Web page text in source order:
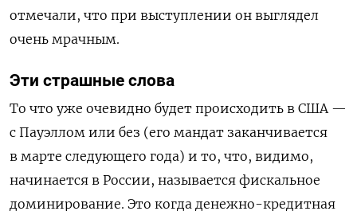
отмечали, что при выступлении он выглядел
очень мрачным.
Эти страшные слова
То что уже очевидно будет происходить в США —
с Пауэллом или без (его мандат заканчивается
в марте следующего года) и то, что, видимо,
начинается в России, называется фискальное
доминирование. Это когда денежно-кредитная